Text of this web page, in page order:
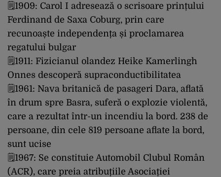
🗒1909: Carol I adresează o scrisoare prințului
Ferdinand de Saxa Coburg, prin care
recunoaște independența și proclamarea
regatului bulgar
🗒1911: Fizicianul olandez Heike Kamerlingh
Onnes descoperă supraconductibilitatea
🗒1961: Nava britanică de pasageri Dara, aflată
în drum spre Basra, suferă o explozie violentă,
care a rezultat într-un incendiu la bord. 238 de
persoane, din cele 819 persoane aflate la bord,
sunt ucise
🗒1967: Se constituie Automobil Clubul Român
(ACR), care preia atribuțiile Asociației